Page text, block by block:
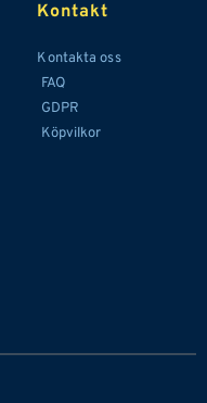
Kontakt
Kontakta oss
FAQ
GDPR
Köpvilkor